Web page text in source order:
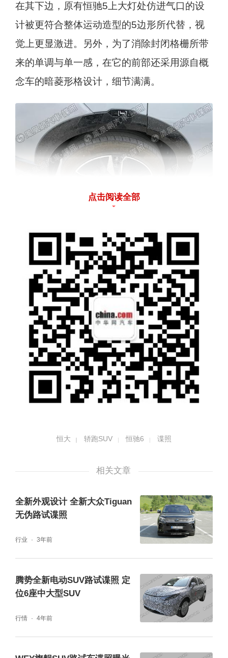
在其下边，原有恒驰5上大灯处仿进气口的设
计被更符合整体运动造型的5边形所代替，视
觉上更显激进。另外，为了消除封闭格栅所带
来的单调与单一感，在它的前部还采用源自概
念车的暗菱形格设计，细节满满。
车侧，除了溜背造型、带有暗菱形格装饰的侧
裙与采用高光黑色所营造出来的悬浮式车顶让
它的造型更加动感、新潮外，原有恒驰5上的
隐藏式门把手、高亮黑轮眉和大尺寸花瓣式轮
毂都将出现在该车上。此外值得一提的是，在
其4个轮眉顶端还出现了带有符号的方块，聚
集将是辅助驾驶的探测装置。
上出现了个造型别致的扇叶型高位刹车灯。有
用了与轿跑车尾部更加搭配的贯穿式尾灯，原
有牌照位与后杠一体化的设计也被修改成了更
运动风的分体造型。
点击阅读全部
恒大 轿跑SUV 恒驰6 谍照
相关文章
全新外观设计 全新大众Tiguan
无伪路试谍照
行业 3年前
腾势全新电动SUV路试谍照 定
位6座中大型SUV
行情 4年前